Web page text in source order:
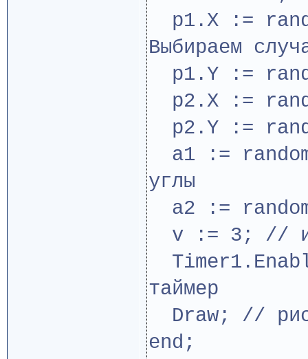
p1.X :=
Выбираем
p1.Y :=
p2.X :=
p2.Y :=
a1 :=
углы
a2 :=
v := 3; // и
таймер
Draw; //
end;